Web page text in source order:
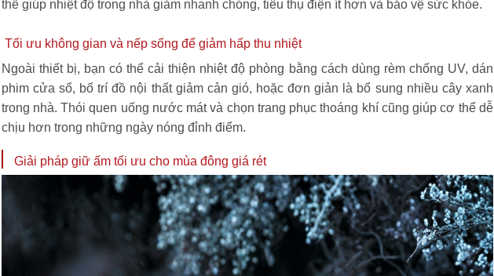
thể giúp nhiệt độ trong nhà giảm nhanh chóng, tiêu thụ điện ít hơn và bảo vệ sức khỏe.
Tối ưu không gian và nếp sống để giảm hấp thu nhiệt
Ngoài thiết bị, bạn có thể cải thiện nhiệt độ phòng bằng cách dùng rèm chống UV, dán
phim cửa sổ, bố trí đồ nội thất giảm cản gió, hoặc đơn giản là bổ sung nhiều cây xanh
trong nhà. Thói quen uống nước mát và chọn trang phục thoáng khí cũng giúp cơ thể dễ
chịu hơn trong những ngày nóng đỉnh điểm.
Giải pháp giữ ấm tối ưu cho mùa đông giá rét